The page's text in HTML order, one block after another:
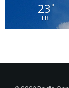
23 °
FR